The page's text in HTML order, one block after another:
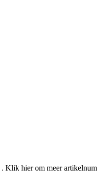
. Klik hier om meer